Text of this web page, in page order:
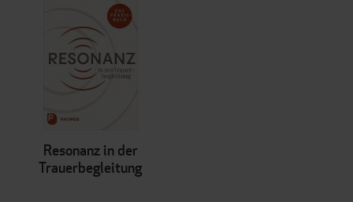
Resonanz in der
Trauerbegleitung